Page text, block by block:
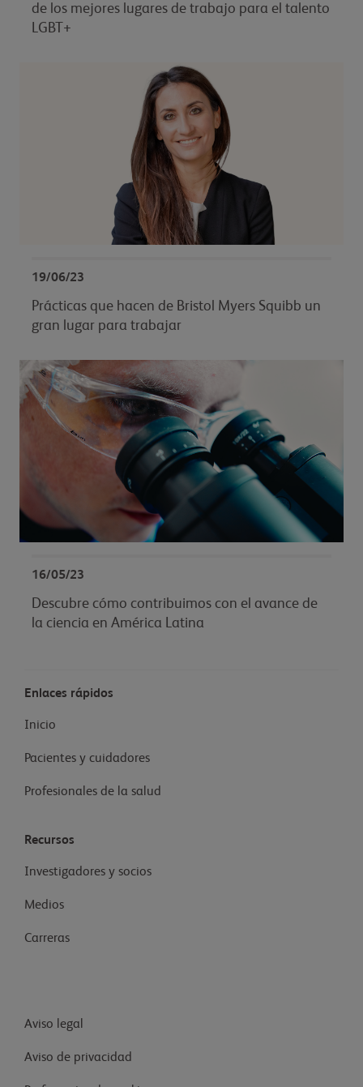
de los mejores lugares de trabajo para el talento
LGBT+
19/06/23
Prácticas que hacen de Bristol Myers Squibb un
gran lugar para trabajar
16/05/23
Descubre cómo contribuimos con el avance de
la ciencia en América Latina
Enlaces rápidos
Inicio
Pacientes y cuidadores
Profesionales de la salud
Recursos
Investigadores y socios
Medios
Carreras
Aviso legal
Aviso de privacidad